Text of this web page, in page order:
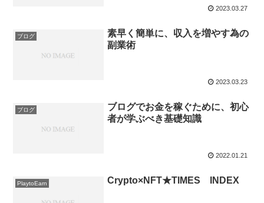
2023.03.27
ブログ
素早く簡単に、収入を増やす為の
副業術
2023.03.23
ブログ
ブログでお金を稼ぐために、初心
者が学ぶべき基礎知識
2022.01.21
PlaytoEarn Crypto×NFT★TIMES INDEX